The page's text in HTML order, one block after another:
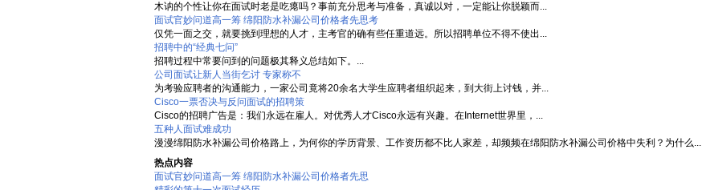
木讷的个性让你在面试时老是吃瘪吗？事前充分思考与准备，真诚以对，一定能让你脱颖而...
面试官妙问道高一筹 绵阳防水补漏公司价格者先思考
仅凭一面之交，就要挑到理想的人才，主考官的确有些任重道远。所以招聘单位不得不使出...
招聘中的“经典七问”
招聘过程中常要问到的问题极其释义总结如下。...
公司面试让新人当街乞讨 专家称不
为考验应聘者的沟通能力，一家公司竟将20余名大学生应聘者组织起来，到大街上讨钱，并...
Cisco一票否决与反问面试的招聘策
Cisco的招聘广告是：我们永远在雇人。对优秀人才Cisco永远有兴趣。在Internet世界里，...
五种人面试难成功
漫漫绵阳防水补漏公司价格路上，为何你的学历背景、工作资历都不比人家差，却频频在绵阳防水补漏公司价格中失利？为什么...
热点内容
面试官妙问道高一筹 绵阳防水补漏公司价格者先思